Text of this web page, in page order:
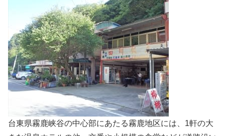
台東県霧鹿峡谷の中心部にあたる霧鹿地区には、1軒の大